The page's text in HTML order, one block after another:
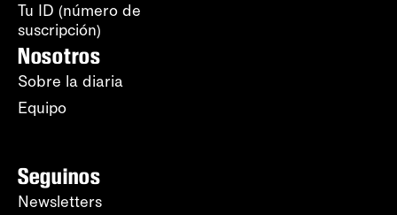
Tu ID (número de
suscripción)
Nosotros
Sobre la diaria
Equipo
Seguinos
Newsletters